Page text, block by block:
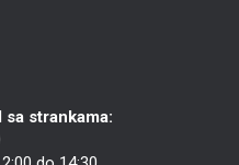
strankama: